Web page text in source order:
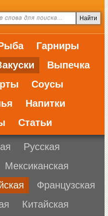
Гарниры
Выпечка
Соусы
Напитки
Статьи
Русская
Мексиканская
Французская
Китайская